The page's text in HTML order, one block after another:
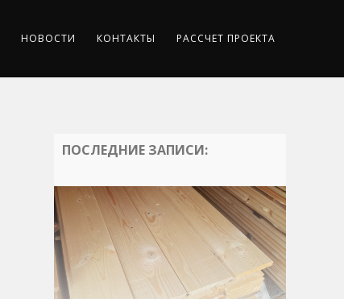
НОВОСТИ КОНТАКТЫ РАССЧЕТ ПРОЕКТА
ПОСЛЕДНИЕ ЗАПИСИ: